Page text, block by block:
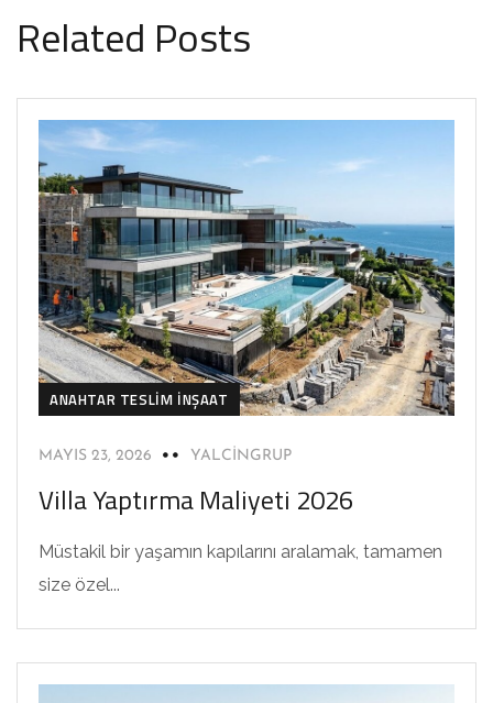
Related Posts
ANAHTAR TESLIM İNŞAAT
MAYIS 23, 2026 YALCINGRUP
Villa Yaptırma Maliyeti 2026
Müstakil bir yaşamın kapılarını aralamak, tamamen
size özel...